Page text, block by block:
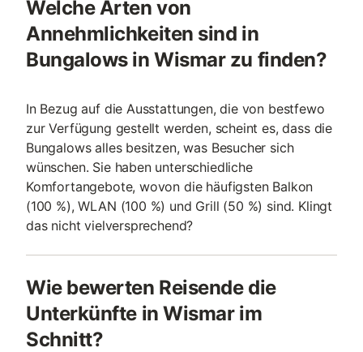
Welche Arten von
Annehmlichkeiten sind in
Bungalows in Wismar zu finden?
In Bezug auf die Ausstattungen, die von bestfewo
zur Verfügung gestellt werden, scheint es, dass die
Bungalows alles besitzen, was Besucher sich
wünschen. Sie haben unterschiedliche
Komfortangebote, wovon die häufigsten Balkon
(100 %), WLAN (100 %) und Grill (50 %) sind. Klingt
das nicht vielversprechend?
Wie bewerten Reisende die
Unterkünfte in Wismar im
Schnitt?